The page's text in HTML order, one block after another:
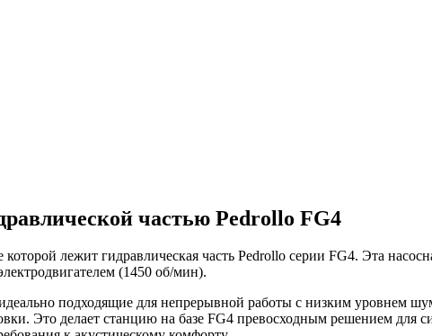
частью Pedrollo FG4
лежит гидравлическая часть Pedrollo серии FG4. Эта
(1450 об/мин).
подходящие для непрерывной работы с низким уровнем
Это делает станцию на базе FG4 превосходным решением для